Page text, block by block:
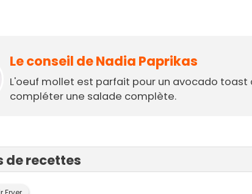
Le conseil de Nadia Paprikas
L'oeuf mollet est parfait pour un avocado toast
compléter une salade complète.
de recettes